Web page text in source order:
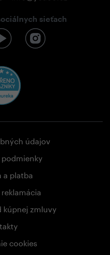
sieťach
údajov
a platba
kúpnej zmluvy
cookies